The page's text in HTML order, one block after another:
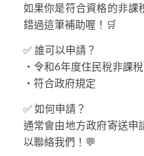
如果你是符合資格的非課
錯過這筆補助喔！🛒
✅ 誰可以申請？
・令和6年度住民稅非課
・符合政府規定
✅ 如何申請？
通常會由地方政府寄送申
以聯絡我們！💬